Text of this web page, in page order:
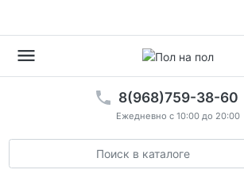
8(968)759-38-60
Ежедневно с 10:00 до 20:00